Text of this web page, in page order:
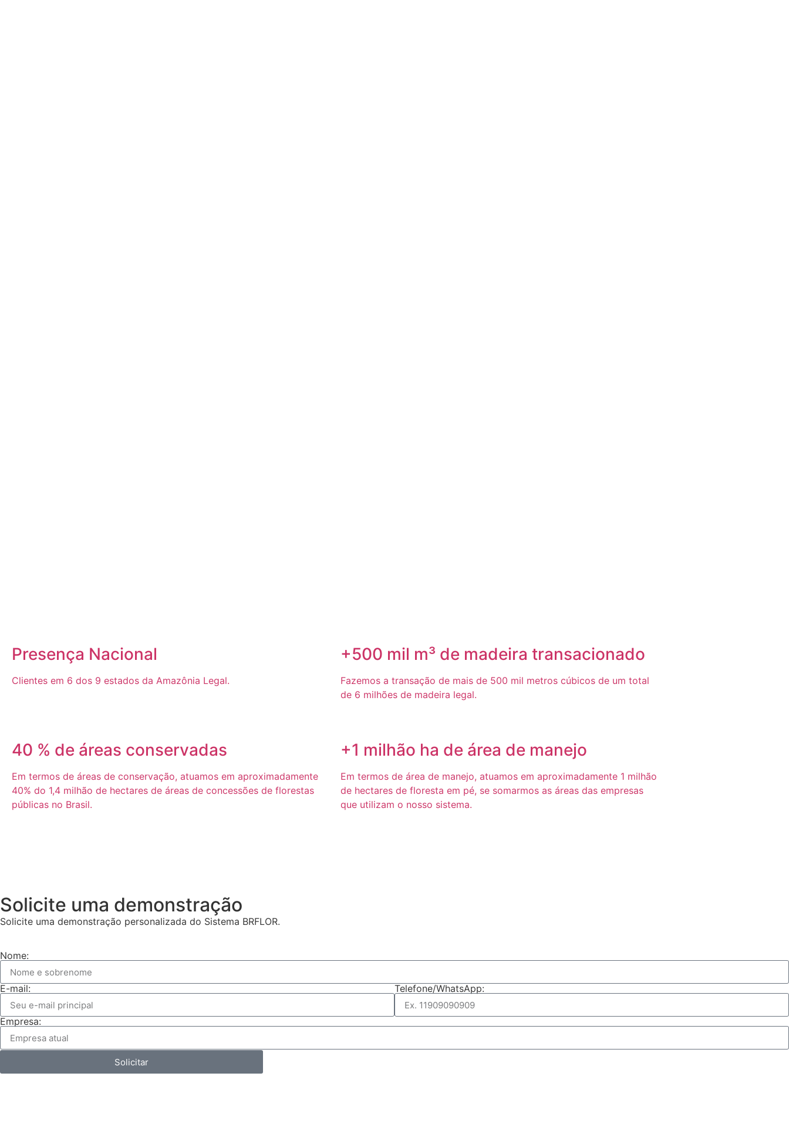
Presença Nacional
Clientes em 6 dos 9 estados da Amazônia Legal.
+500 mil m³ de madeira transacionado
Fazemos a transação de mais de 500 mil metros cúbicos de um total
de 6 milhões de madeira legal.
40 % de áreas conservadas
Em termos de áreas de conservação, atuamos em aproximadamente
40% do 1,4 milhão de hectares de áreas de concessões de florestas
públicas no Brasil.
+1 milhão ha de área de manejo
Em termos de área de manejo, atuamos em aproximadamente 1 milhão
de hectares de floresta em pé, se somarmos as áreas das empresas
que utilizam o nosso sistema.
Solicite uma demonstração
Solicite uma demonstração personalizada do Sistema BRFLOR.
Nome:
E-mail: Telefone/WhatsApp:
Empresa:
Solicitar